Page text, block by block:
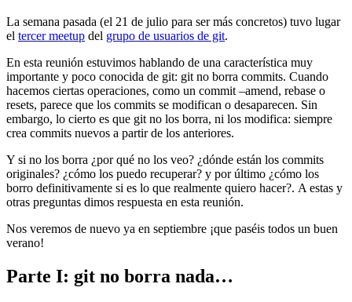
La semana pasada (el 21 de julio para ser más concretos) tuvo lugar
el tercer meetup del grupo de usuarios de git.
En esta reunión estuvimos hablando de una característica muy
importante y poco conocida de git: git no borra commits. Cuando
hacemos ciertas operaciones, como un commit –amend, rebase o
resets, parece que los commits se modifican o desaparecen. Sin
embargo, lo cierto es que git no los borra, ni los modifica: siempre
crea commits nuevos a partir de los anteriores.
Y si no los borra ¿por qué no los veo? ¿dónde están los commits
originales? ¿cómo los puedo recuperar? y por último ¿cómo los
borro definitivamente si es lo que realmente quiero hacer?. A estas y
otras preguntas dimos respuesta en esta reunión.
Nos veremos de nuevo ya en septiembre ¡que paséis todos un buen
verano!
Parte I: git no borra nada…